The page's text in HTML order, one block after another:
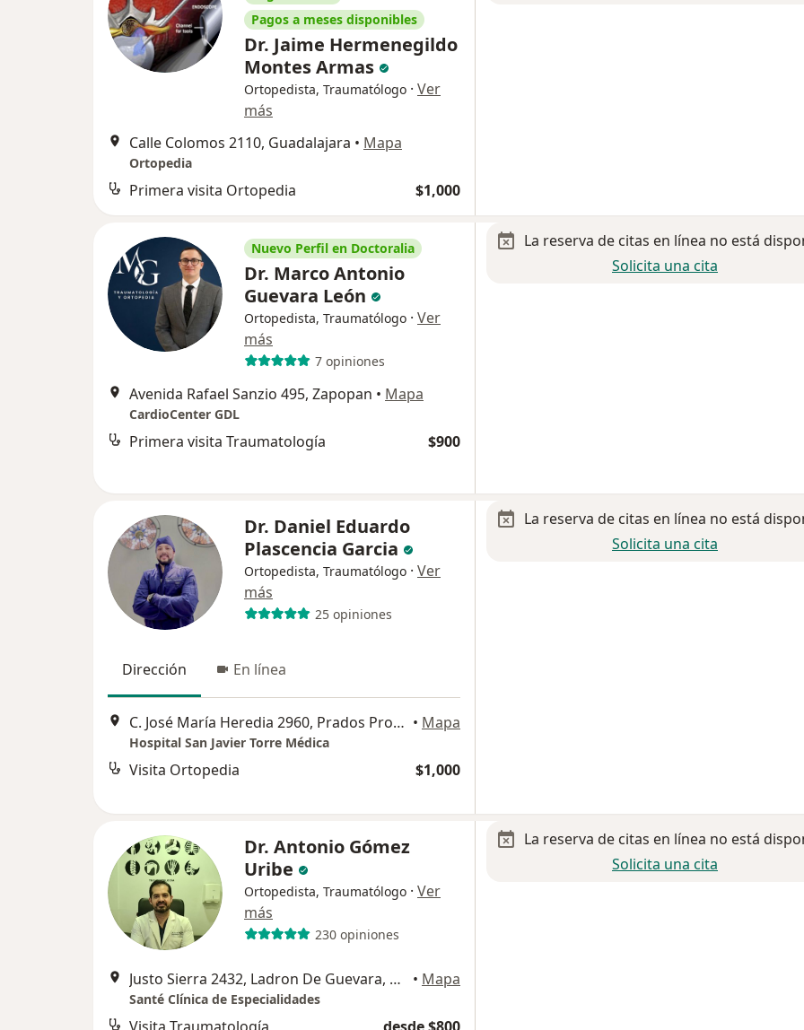
Pagos a meses disponibles
Dr. Jaime Hermenegildo
Montes Armas
Ortopedista, Traumatólogo · Ver
más
Calle Colomos 2110, Guadalajara • Mapa
Ortopedia
Primera visita Ortopedia $1,000
Nuevo Perfil en Doctoralia
Dr. Marco Antonio
Guevara León
Ortopedista, Traumatólogo · Ver
más
7 opiniones
Avenida Rafael Sanzio 495, Zapopan • Mapa
CardioCenter GDL
Primera visita Traumatología $900
La reserva de citas en línea no está
Solicita una cita
Dr. Daniel Eduardo
Plascencia Garcia
Ortopedista, Traumatólogo · Ver
más
25 opiniones
Dirección En línea
C. José María Heredia 2960, Prados Providencia, Guadalajara • Mapa
Hospital San Javier Torre Médica
Visita Ortopedia $1,000
La reserva de citas en línea no está
Solicita una cita
Dr. Antonio Gómez
Uribe
Ortopedista, Traumatólogo · Ver
más
230 opiniones
Justo Sierra 2432, Ladron De Guevara, Guadalajara • Mapa
Santé Clínica de Especialidades
La reserva de citas en línea no está
Solicita una cita